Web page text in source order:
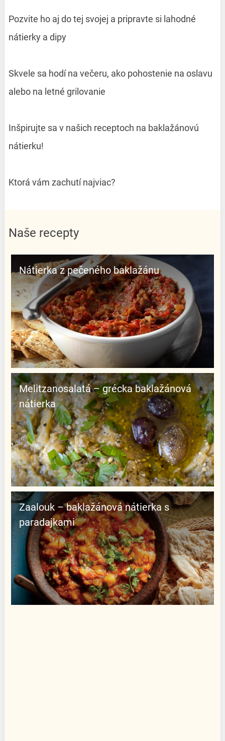
Pozvite ho aj do tej svojej a pripravte si lahodné
nátierky a dipy
Skvele sa hodí na večeru, ako pohostenie na oslavu
alebo na letné grilovanie
Inšpirujte sa v našich receptoch na baklažánovú
nátierku!
Ktorá vám zachutí najviac?
Naše recepty
Nátierka z pečeného baklažánu
Melitzanosalatá – grécka baklažánová
nátierka
Zaalouk – baklažánová nátierka s
paradajkami